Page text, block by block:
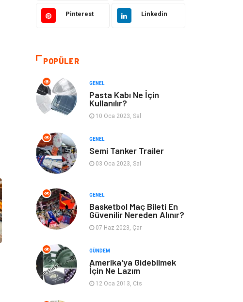
Kültür Organizasyon
Finans & Ekonomi
Bilgisayar &
Yazılım
Bebek Giyim Moda
Blogroll
Markalar Bilet
Tarih Spor Malzemeleri
Pinterest Linkedin
POPÜLER
GENEL
Pasta Kabı Ne İçin
Kullanılır?
10 Oca 2023, Sal
GENEL
Semi Tanker Trailer
03 Oca 2023, Sal
GENEL
Basketbol Maç Bileti En
Güvenilir Nereden Alınır?
07 Haz 2023, Çar
GÜNDEM
Amerika'ya Gidebilmek
İçin Ne Lazım
12 Oca 2013, Cts